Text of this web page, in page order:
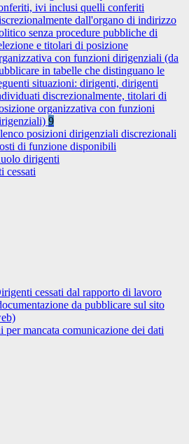
ivi inclusi quelli conferiti
dall'organo di indirizzo
senza procedure pubbliche di
e titolari di posizione
con funzioni dirigenziali (da
in tabelle che distinguano le
situazioni: dirigenti, dirigenti
discrezionalmente, titolari di
organizzativa con funzioni
9
posizioni dirigenziali discrezionali
di funzione disponibili
dirigenti
cessati
cessati dal rapporto di lavoro
da pubblicare sul sito
per mancata comunicazione dei dati